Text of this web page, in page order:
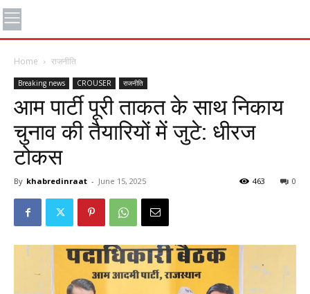
Home राजनीति
Breaking news CROUSER राजनीति
आम पार्टी पूरी ताकत के साथ निकाय
चुनाव की तैयारियों में जुटे: धीरज
टोकस
By khabredinraat - June 15, 2025 0
463